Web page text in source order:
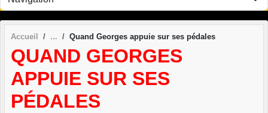
Accueil Quand Georges appuie sur ses pédales
QUAND GEORGES
APPUIE SUR SES
PÉDALES